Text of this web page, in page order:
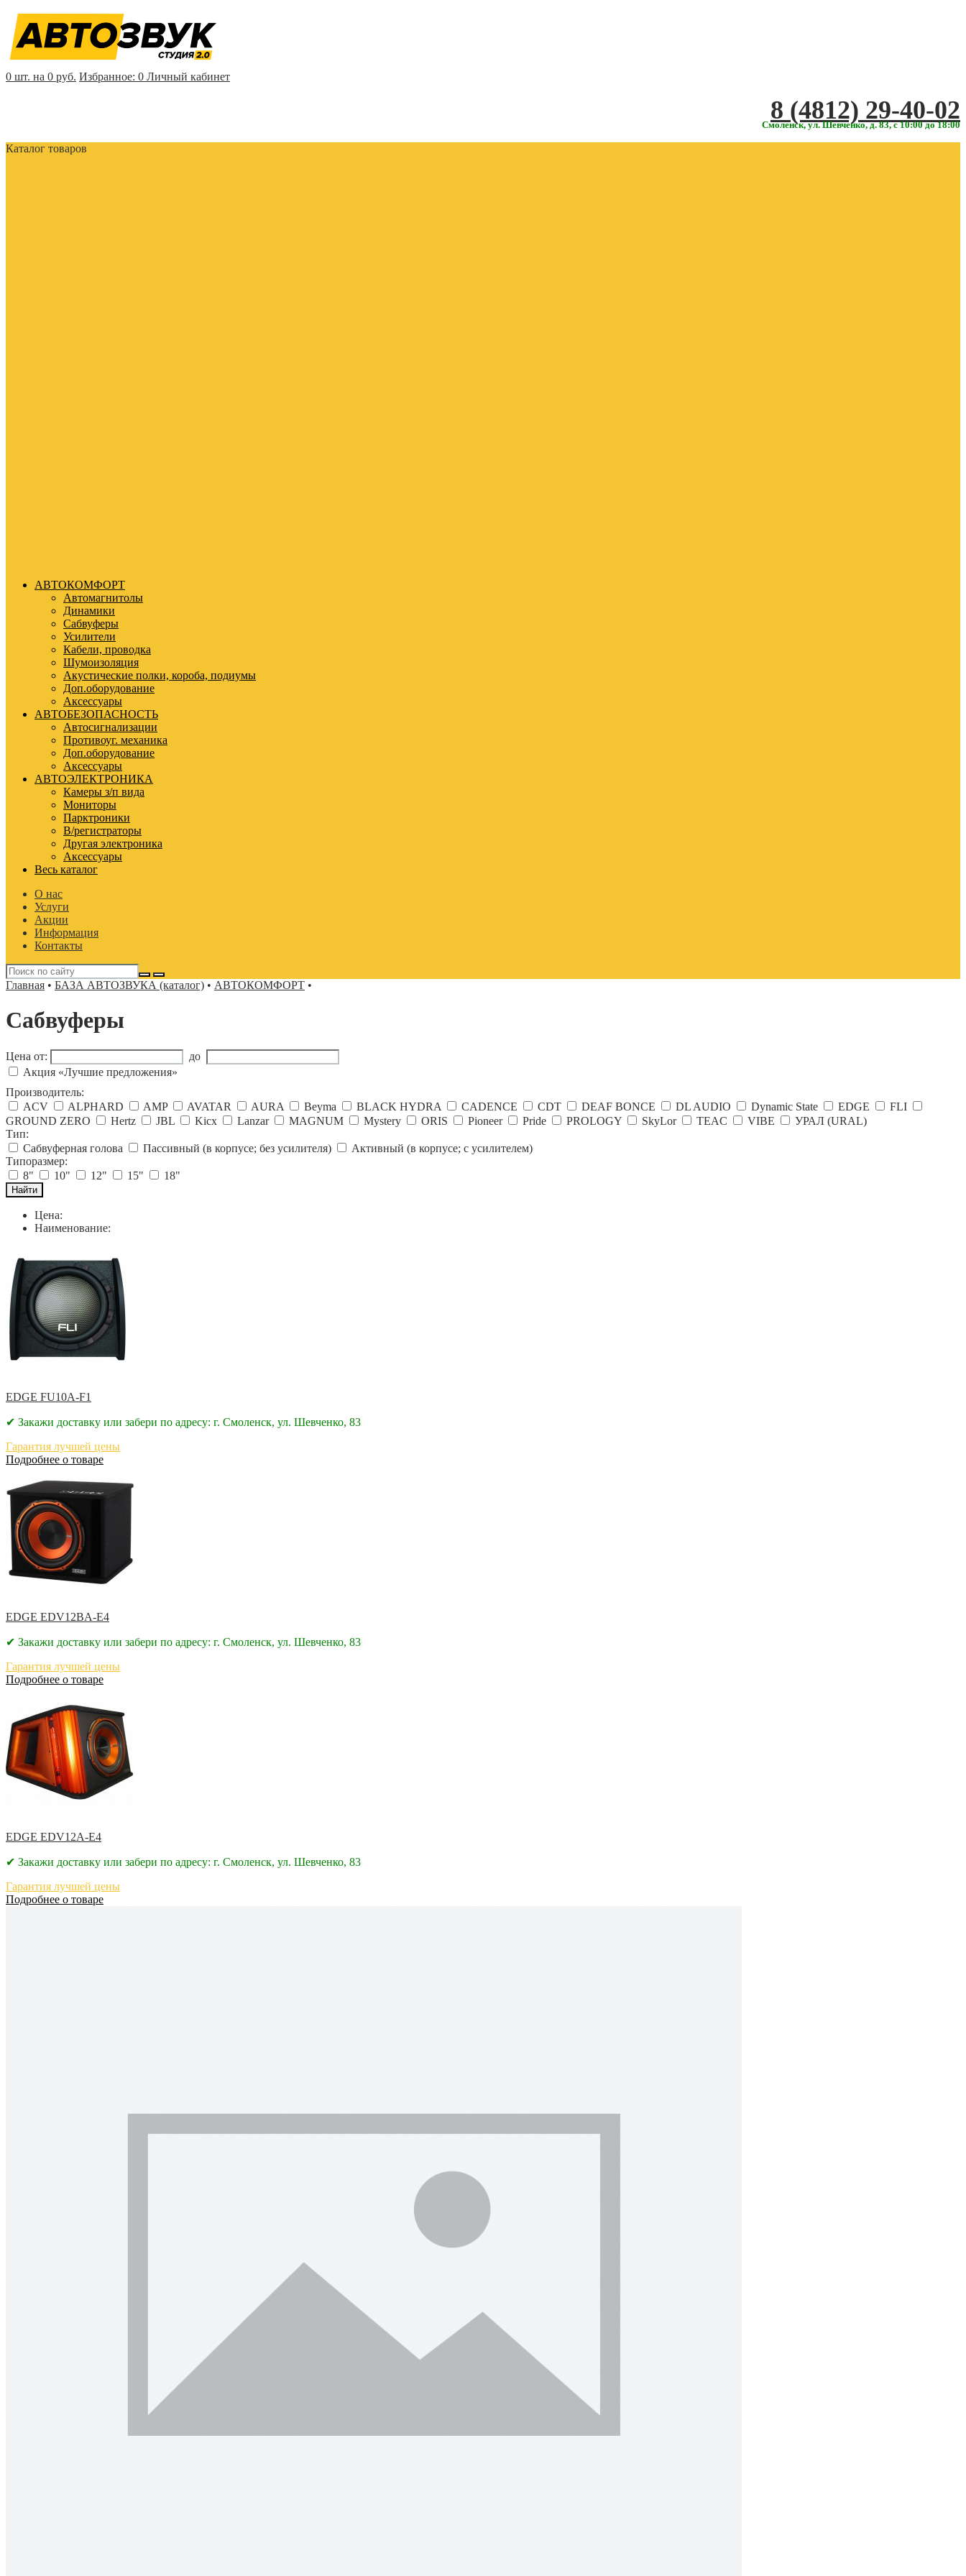
0 шт. на 0 руб. Избранное: 0 Личный кабинет
‎‎8 (4812) 29-40-02
Смоленск, ул. Шевченко, д. 83, с 10:00 до 18:00
Каталог товаров
АВТОКОМФОРТ
Автомагнитолы
Динамики
Сабвуферы
Усилители
Кабели, проводка
Шумоизоляция
Акустические полки, короба, подиумы
Доп.оборудование
Аксессуары
АВТОБЕЗОПАСНОСТЬ
Автосигнализации
Противоуг. механика
Доп.оборудование
Аксессуары
АВТОЭЛЕКТРОНИКА
Камеры з/п вида
Мониторы
Парктроники
В/регистраторы
Другая электроника
Аксессуары
Весь каталог
О нас
Услуги
Акции
Информация
Контакты
Главная • БАЗА АВТОЗВУКА (каталог) • АВТОКОМФОРТ •
Сабвуферы
Цена от:
до
Акция «Лучшие предложения»
Производитель:
ACV
ALPHARD AMP AVATAR AURA Beyma BLACK HYDRA CADENCE CDT DEAF BONCE DL AUDIO Dynamic State EDGE
FLI
GROUND ZERO
Hertz JBL Kicx Lanzar MAGNUM Mystery ORIS Pioneer Pride PROLOGY SkyLor TEAC VIBE
УРАЛ (URAL)
Тип:
Сабвуферная голова
Пассивный (в корпусе; без усилителя)
Активный (в корпусе; с усилителем)
Типоразмер:
8"
10" 12" 15" 18"
Цена:
Наименование:
EDGE FU10A-F1
✔ Закажи доставку или забери по адресу: г. Смоленск, ул. Шевченко, 83
Гарантия лучшей цены
Подробнее о товаре
EDGE EDV12BA-E4
✔ Закажи доставку или забери по адресу: г. Смоленск, ул. Шевченко, 83
Гарантия лучшей цены
Подробнее о товаре
EDGE EDV12A-E4
✔ Закажи доставку или забери по адресу: г. Смоленск, ул. Шевченко, 83
Гарантия лучшей цены
Подробнее о товаре